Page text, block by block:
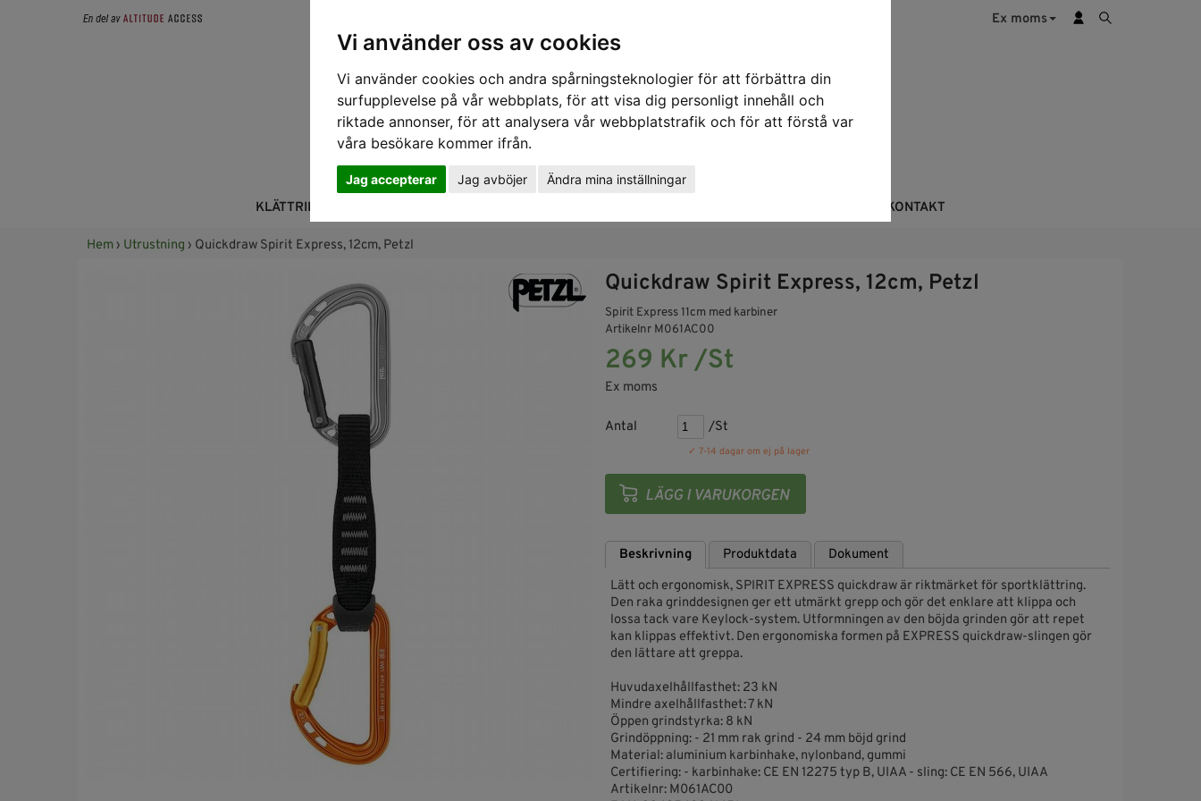
Vi använder oss av cookies
Vi använder cookies och andra spårningsteknologier för att förbättra din
surfupplevelse på vår webbplats, för att visa dig personligt innehåll och
riktade annonser, för att analysera vår webbplatstrafik och för att förstå var
våra besökare kommer ifrån.
Jag accepterar Jag avböjer Ändra mina inställningar
Ex moms
KLÄTTRING KONTAKT
Hem› Utrustning › Quickdraw Spirit Express, 12cm, Petzl
Quickdraw Spirit Express, 12cm, Petzl
Spirit Express 11cm med karbiner
Artikelnr M061AC00
269 Kr /St
Ex moms
Antal /St
✓ 7-14 dagar om ej på lager
Beskrivning Produktdata
Dokument
Lätt och ergonomisk, SPIRIT EXPRESS quickdraw är riktmärket för sportklättring.
Den raka grinddesignen ger ett utmärkt grepp och gör det enklare att klippa och
lossa tack vare Keylock-system. Utformningen av den böjda grinden gör att repet
kan klippas effektivt. Den ergonomiska formen på EXPRESS quickdraw-slingen gör
den lättare att greppa.
Huvudaxelhållfasthet: 23 kN
Mindre axelhållfasthet: 7 kN
Öppen grindstyrka: 8 kN
Grindöppning: - 21 mm rak grind - 24 mm böjd grind
Material: aluminium karbinhake, nylonband, gummi
Certifiering: - karbinhake: CE EN 12275 typ B, UIAA - sling: CE EN 566, UIAA
Artikelnr: M061AC00